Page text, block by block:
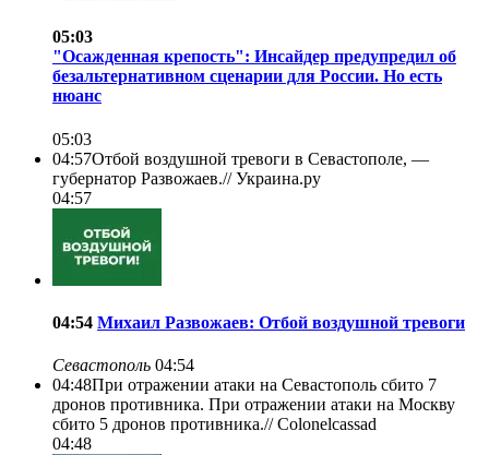
05:03
"Осажденная крепость": Инсайдер предупредил об
безальтернативном сценарии для России. Но есть
нюанс
05:03
04:57Отбой воздушной тревоги в Севастополе, —
губернатор Развожаев.//Украина.ру
04:57
04:54 Михаил Развожаев: Отбой воздушной тревоги
Севастополь 04:54
04:48При отражении атаки на Севастополь сбито 7
дронов противника. При отражении атаки на Москву
сбито 5 дронов противника.//Colonelcassad
04:48